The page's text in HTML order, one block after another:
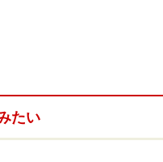
る
たい